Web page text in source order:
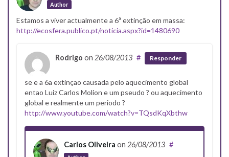
Author
Estamos a viver actualmente a 6ª extinção em massa:
http://ecosfera.publico.pt/noticia.aspx?id=1480690
Rodrigo on 26/08/2013 # Responder
se e a 6a extinçao causada pelo aquecimento global
entao Luiz Carlos Molion e um pseudo ? ou aquecimento
global e realmente um periodo ?
http://www.youtube.com/watch?v=TQsdKqXbthw
Carlos Oliveira on 26/08/2013 #